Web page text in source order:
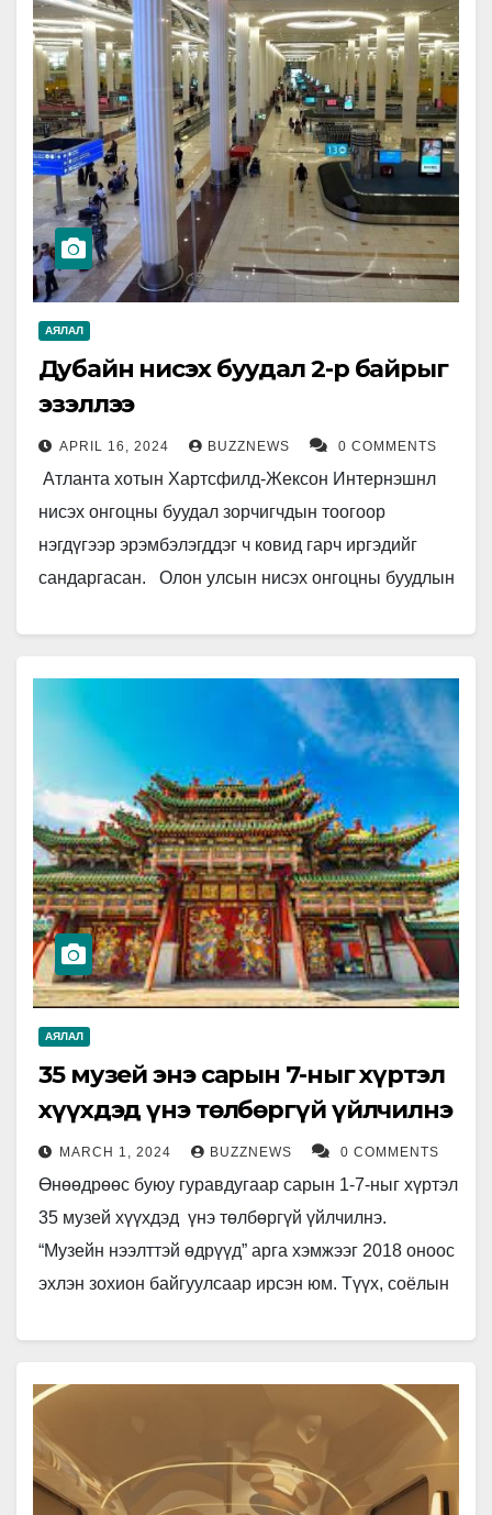
АЯЛАЛ
Дубайн нисэх буудал 2-р байрыг
эзэллээ
APRIL 16, 2024 BUZZNEWS 0 COMMENTS
Атланта хотын Хартсфилд-Жексон Интернэшнл
нисэх онгоцны буудал зорчигчдын тоогоор
нэгдүгээр эрэмбэлэгддэг ч ковид гарч иргэдийг
сандаргасан. Олон улсын нисэх онгоцны буудлын
АЯЛАЛ
35 музей энэ сарын 7-ныг хүртэл
хүүхдэд үнэ төлбөргүй үйлчилнэ
MARCH 1, 2024 BUZZNEWS 0 COMMENTS
Өнөөдрөөс буюу гуравдугаар сарын 1-7-ныг хүртэл
35 музей хүүхдэд үнэ төлбөргүй үйлчилнэ.
“Музейн нээлттэй өдрүүд” арга хэмжээг 2018 оноос
эхлэн зохион байгуулсаар ирсэн юм. Түүх, соёлын